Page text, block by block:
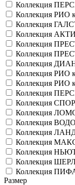
Коллекция
Коллекция РИО
Коллекция
Коллекция
Коллекция
Коллекция
Коллекция
Коллекция
Коллекция РИО
Коллекция
Коллекция
Коллекция
Коллекция
Коллекция
Коллекция
Коллекция
Коллекция
Коллекция
Размер